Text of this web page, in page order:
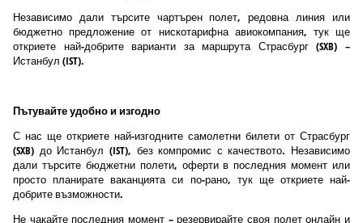
Независимо дали търсите чартърен полет, редовна линия или
бюджетно предложение от нискотарифна авиокомпания, тук ще
откриете най-добрите варианти за маршрута Страсбург (SXB) –
Истанбул (IST).
Пътувайте удобно и изгодно
С нас ще откриете най-изгодните самолетни билети от Страсбург
(SXB) до Истанбул (IST), без компромис с качеството. Независимо
дали търсите бюджетни полети, оферти в последния момент или
просто планирате ваканцията си по-рано, тук ще откриете най-
добрите възможности.
Не чакайте последния момент – резервирайте своя полет онлайн и